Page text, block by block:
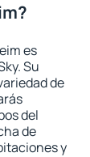
es
Su
de
del
de
y